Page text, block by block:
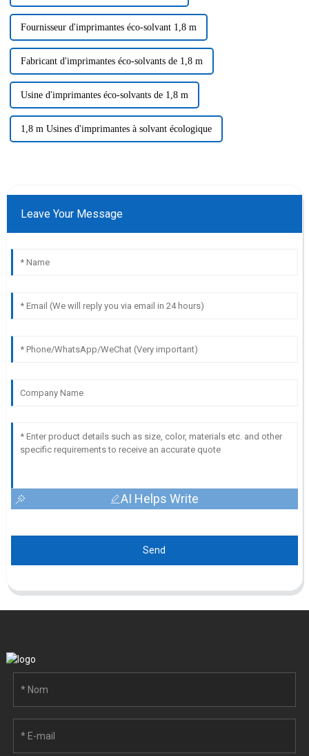
Fournisseur d'imprimantes éco-solvant 1,8 m
Fabricant d'imprimantes éco-solvants de 1,8 m
Usine d'imprimantes éco-solvants de 1,8 m
1,8 m Usines d'imprimantes à solvant écologique
Leave Your Message
AI Helps Write
Send